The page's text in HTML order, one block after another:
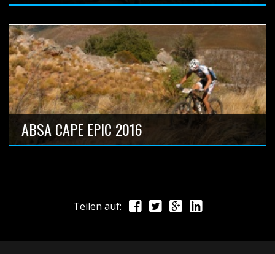
Anzahl Bilder: 10
Anzahl Bilder: 2
ABSA CAPE EPIC 2016
Teilen auf: